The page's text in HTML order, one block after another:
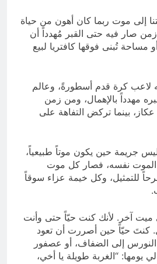
إلى موت ربما كان أهون من حياة
صار فيه حتى القبر مُهدداً أن
مساحة تُبنى فوقها كافتريا لبيع
كرة قدم أسطورةً، وعالم
مهدداً بالإهمال، ومن زمن
بينما تركض التفاهة على
جريمة حين يكون موتاً طبيعياً،
الموت نفسه، فصار كل موت
للتمثيل، وكل خيمة عزاء سوقاً
ميت آخر. لأنك كنت حيّاً حتى وأنت
كنتَ حيّاً حين أصررت أن تعود
النورس إلى الضفاف، أو عصفور
يومها: “الغربة طويلة يا أخي،